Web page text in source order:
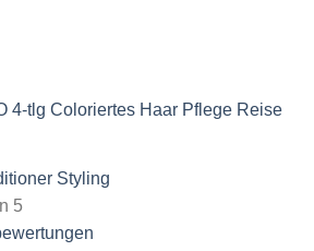
4-tlg Coloriertes Haar Pflege Reise
Styling
5